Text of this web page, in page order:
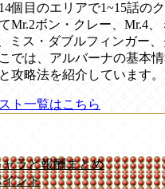
個目のエリアで1~15話の
Mr.2ボン・クレー、Mr.4、
ミス・ダブルフィンガー
では、アルバーナの基本
攻略法を紹介しています。
ト一覧はこちら
ラと報酬まとめ
ント